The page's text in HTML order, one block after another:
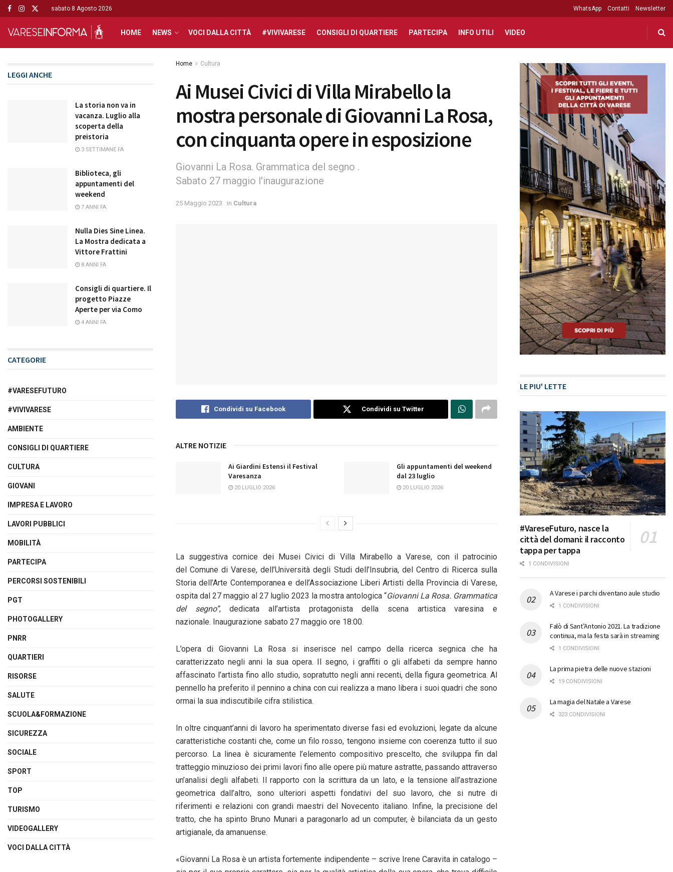
sabato 8 Agosto 2026 WhatsApp Contatti Newsletter
HOME NEWS VOCI DALLA CITTÀ #VIVIVARESE CONSIGLI DI QUARTIERE PARTECIPA INFO UTILI VIDEO
Home Cultura
Ai Musei Civici di Villa Mirabello la
mostra personale di Giovanni La Rosa,
con cinquanta opere in esposizione
Giovanni La Rosa. Grammatica del segno .
Sabato 27 maggio l'inaugurazione
25 Maggio 2023 in Cultura
Condividi su Facebook Condividi su Twitter
ALTRE NOTIZIE
Ai Giardini Estensi il Festival
Varesanza
20 LUGLIO 2026
Gli appuntamenti del weekend
dal 23 luglio
20 LUGLIO 2026
La suggestiva cornice deiMusei Civici di Villa Mirabello a Varese, con il patrocinio
delComune di Varese, dell’Università degli Studi dell’Insubria, delCentro di Ricerca sulla
Storia dell’Arte Contemporaneae dell’Associazione Liberi Artisti della Provincia di Varese,
ospita dal 27 maggio al 27 luglio 2023 la mostra antologica “Giovanni La Rosa. Grammatica
del segno”, dedicata all’artista protagonista della scena artistica varesina e
nazionale. Inaugurazione sabato 27 maggio ore 18:00.
L’opera di Giovanni La Rosa si inserisce nel campo della ricerca segnica che ha
caratterizzato negli anni la sua opera. Il segno, i graffiti o gli alfabeti da sempre hanno
affascinato l’artista fino allo studio, sopratutto negli anni recenti, della figura geometrica. Al
pennello ha preferito il pennino a china con cui realizza a mano libera i suoi quadri che sono
ormai la sua indiscutibile cifra stilistica.
In oltre cinquant’anni di lavoro ha sperimentato diverse fasi ed evoluzioni, legate da alcune
caratteristiche costanti che, come un filo rosso, tengono insieme con coerenza tutto il suo
percorso. La linea è sicuramente l’elemento compositivo prescelto, che sviluppa fin dal
tratteggio minuzioso dei primi lavori fino alle opere più mature astratte, passando attraverso
un’analisi degli alfabeti. Il rapporto con la scritturada un lato, e la tensione all’astrazione
geometrica dall’altro, sono ulteriori aspetti fondativi del suo lavoro, che si nutre di
riferimenti e relazioni con grandi maestri del Novecento italiano. Infine, la precisione del
tratto, che ha spinto Bruno Munari a paragonarlo ad un computer, è bilanciata da un gesto
artigianale, da amanuense.
«Giovanni La Rosa è un artista fortemente indipendente – scrive Irene Caravita in catalogo –
LEGGI ANCHE
La storia non va in
vacanza. Luglio alla
scoperta della
preistoria
3 SETTIMANE FA
Biblioteca, gli
appuntamenti del
weekend
7 ANNI FA
Nulla Dies Sine Linea.
La Mostra dedicata a
Vittore Frattini
8 ANNI FA
Consigli di quartiere. Il
progetto Piazze
Aperte per via Como
4 ANNI FA
CATEGORIE
#VARESEFUTURO
#VIVIVARESE
AMBIENTE
CONSIGLI DI QUARTIERE
CULTURA
GIOVANI
IMPRESA E LAVORO
LAVORI PUBBLICI
MOBILITÀ
PARTECIPA
PERCORSI SOSTENIBILI
PGT
PHOTOGALLERY
PNRR
QUARTIERI
RISORSE
SALUTE
SCUOLA&FORMAZIONE
SICUREZZA
SOCIALE
SPORT
TOP
TURISMO
VIDEOGALLERY
VOCI DALLA CITTÀ
LE PIU' LETTE
#VareseFuturo, nasce la
città del domani: il racconto
tappa per tappa
1 CONDIVISIONI
A Varese i parchi diventano aule studio
1 CONDIVISIONI
Falò di Sant’Antonio 2021. La tradizione
continua, ma la festa sarà in streaming
1 CONDIVISIONI
La prima pietra delle nuove stazioni
19 CONDIVISIONI
La magia del Natale a Varese
323 CONDIVISIONI